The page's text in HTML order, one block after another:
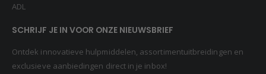
ADL
SCHRIJF JE IN VOOR ONZE NIEUWSBRIEF
Ontdek innovatieve hulpmiddelen, assortimentuitbreidingen en
exclusieve aanbiedingen direct in je inbox!